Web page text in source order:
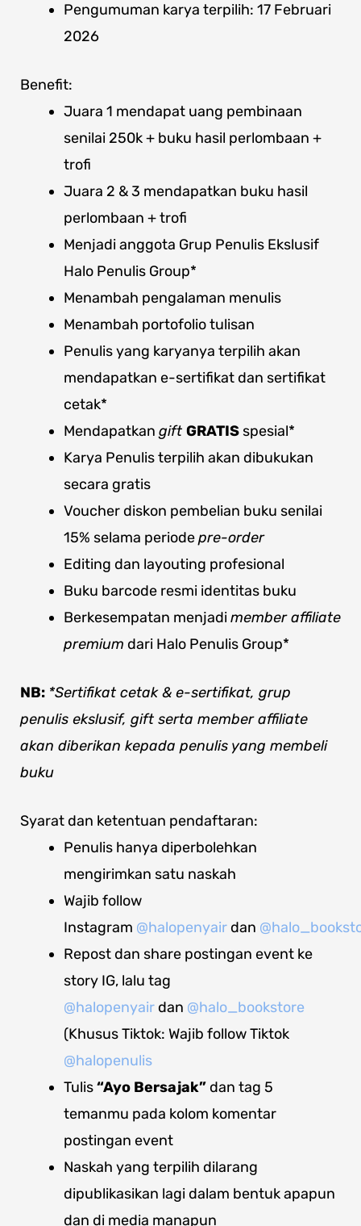
Pengumuman karya terpilih: 17 Februari
2026
Benefit:
Juara 1 mendapat uang pembinaan
senilai 250k + buku hasil perlombaan +
trofi
Juara 2 & 3 mendapatkan buku hasil
perlombaan + trofi
Menjadi anggota Grup Penulis Ekslusif
Halo Penulis Group*
Menambah pengalaman menulis
Menambah portofolio tulisan
Penulis yang karyanya terpilih akan
mendapatkan e-sertifikat dan sertifikat
cetak*
Mendapatkan gift GRATIS spesial*
Karya Penulis terpilih akan dibukukan
secara gratis
Voucher diskon pembelian buku senilai
15% selama periodepre-order
Editing dan layouting profesional
Buku barcode resmi identitas buku
Berkesempatan menjadimember affiliate
premium dari Halo Penulis Group*
NB: *Sertifikat cetak & e-sertifikat, grup
penulis ekslusif, gift serta member affiliate
akan diberikan kepada penulis yang membeli
buku
Syarat dan ketentuan pendaftaran:
Penulis hanya diperbolehkan
mengirimkan satu naskah
Wajib follow
Instagram @halopenyairdan
Repost dan share postingan event ke
story IG, lalu tag
@halopenyairdan @halo_bookstore
(Khusus Tiktok: Wajib follow Tiktok
@halopenulis
Tulis“Ayo Bersajak”dan tag 5
temanmu pada kolom komentar
postingan event
Naskah yang terpilih dilarang
dipublikasikan lagi dalam bentuk apapun
dan di media manapun